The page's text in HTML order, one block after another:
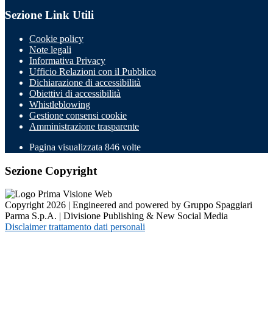
Sezione Link Utili
Cookie policy
Note legali
Informativa Privacy
Ufficio Relazioni con il Pubblico
Dichiarazione di accessibilità
Obiettivi di accessibilità
Whistleblowing
Gestione consensi cookie
Amministrazione trasparente
Pagina visualizzata 846 volte
Sezione Copyright
Copyright 2026 | Engineered and powered by Gruppo Spaggiari
Parma S.p.A. | Divisione Publishing & New Social Media
Disclaimer trattamento dati personali